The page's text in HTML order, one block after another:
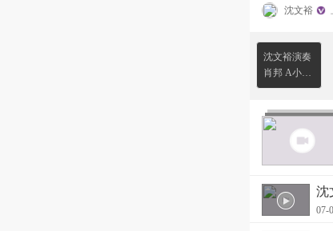
沈文裕
沈文裕演奏
肖邦 A小调
玛祖卡 Op
沈
07-